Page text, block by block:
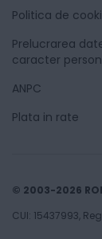
Politica de
Prelucrarea
caracter
ANPC
Plata in rate
© 2003-2026
CUI: 15437993,